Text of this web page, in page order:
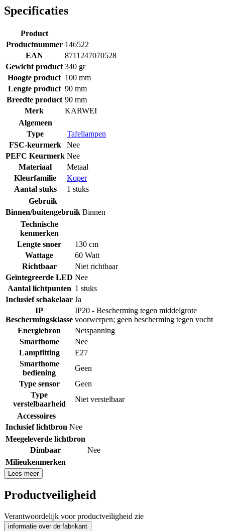
Specificaties
Product
Productnummer 146522
EAN
8711247070528
Gewicht product 340 gr
Hoogte product 100 mm
Lengte product 90 mm
Breedte product 90 mm
Merk
KARWEI
Algemeen
Type
Tafellampen
FSC-keurmerk
Nee
PEFC Keurmerk Nee
Materiaal
Metaal
Kleurfamilie
Koper
Aantal stuks
1 stuks
Gebruik
Binnen/buitengebruik Binnen
Technische
kenmerken
Lengte snoer
130 cm
Wattage
60 Watt
Richtbaar
Niet richtbaar
Geïntegreerde LED Nee
Aantal lichtpunten 1 stuks
Inclusief schakelaar Ja
IP
Beschermingsklasse
IP20 - Bescherming tegen middelgrote
voorwerpen; geen bescherming tegen vocht
Energiebron
Netspanning
Smarthome
Nee
Lampfitting
E27
Smarthome
bediening
Geen
Type sensor
Geen
Type
verstelbaarheid
Niet verstelbaar
Accessoires
Inclusief lichtbron Nee
Meegeleverde lichtbron
Dimbaar
Nee
Milieukenmerken
Lees meer
Productveiligheid
Verantwoordelijk voor productveiligheid zie
informatie over de fabrikant